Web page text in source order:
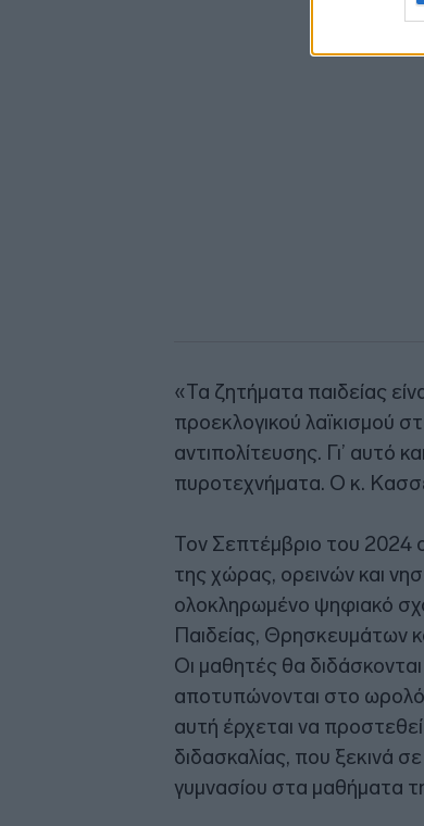
«Τα ζητήματα παιδείας
προεκλογικού λαϊκισμού
αντιπολίτευσης. Γι’ αυτό
πυροτεχνήματα. Ο κ.
Τον Σεπτέμβριο του 2024
της χώρας, ορεινών και
ολοκληρωμένο ψηφιακό
Παιδείας, Θρησκευμάτων
Οι μαθητές θα
αποτυπώνονται στο
αυτή έρχεται να
διδασκαλίας, που ξεκινά
γυμνασίου στα μαθήματα